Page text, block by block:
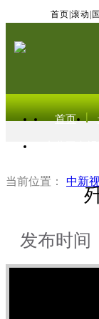
首页 滚动
首页
当前位置： 中新
发布时间